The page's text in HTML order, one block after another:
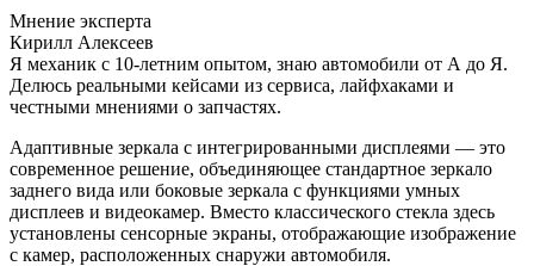
Мнение эксперта
Кирилл Алексеев
Я механик с 10-летним опытом, знаю автомобили от А до Я.
Делюсь реальными кейсами из сервиса, лайфхаками и
честными мнениями о запчастях.
Адаптивные зеркала с интегрированными дисплеями — это
современное решение, объединяющее стандартное зеркало
заднего вида или боковые зеркала с функциями умных
дисплеев и видеокамер. Вместо классического стекла здесь
установлены сенсорные экраны, отображающие изображение
с камер, расположенных снаружи автомобиля.